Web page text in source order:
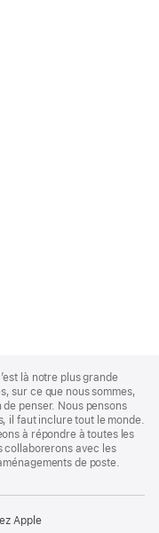
là notre plus grande
sur ce que nous sommes,
penser. Nous pensons
il faut inclure tout le monde.
à répondre à toutes les
collaborerons avec les
de poste.
Apple